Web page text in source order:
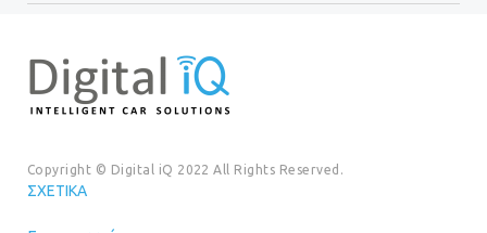
Copyright © Digital iQ 2022 All Rights Reserved.
ΣΧΕΤΙΚΆ